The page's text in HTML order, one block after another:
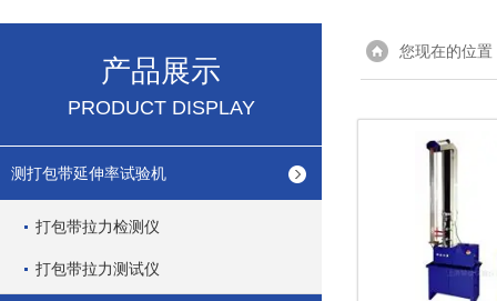
产品展示
PRODUCT DISPLAY
测打包带延伸率试验机
打包带拉力检测仪
打包带拉力测试仪
您现在的位置